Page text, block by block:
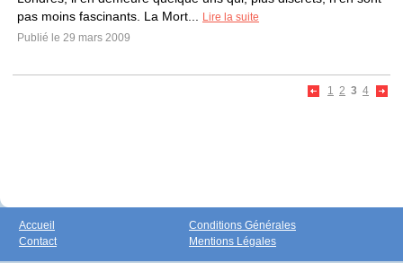
pas moins fascinants. La Mort...
Lire la suite
Publié le 29 mars 2009
1 2 3 4
Accueil
Contact
Conditions Générales
Mentions Légales